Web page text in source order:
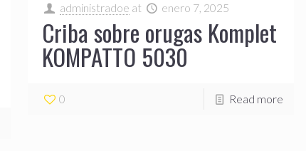
administradoe at enero 7, 2025
Criba sobre orugas Komplet
KOMPATTO 5030
0 Read more